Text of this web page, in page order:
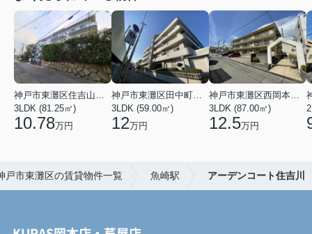
神戸市東灘区住吉山手４丁目
3LDK (81.25㎡)
10.78万円
神戸市東灘区田中町３丁目
3LDK (59.00㎡)
12万円
神戸市東灘区西岡本３丁目
3LDK (87.00㎡)
12.5万円
戸市東灘区の賃貸物件一覧 魚崎駅 アーデンコート住吉川